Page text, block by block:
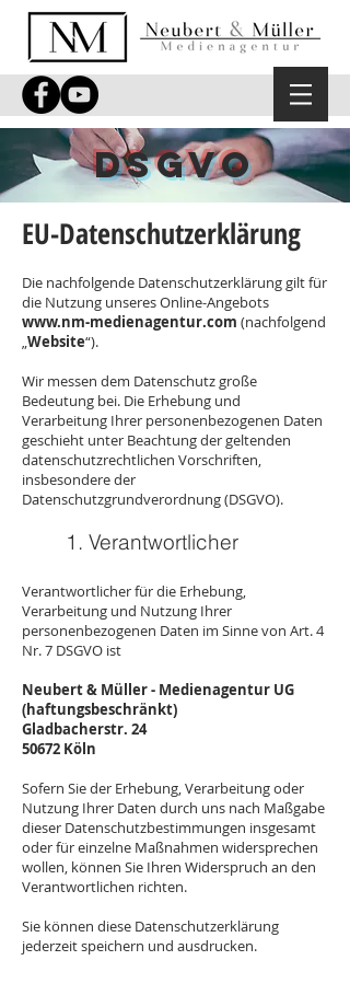
DSGVO
EU-Datenschutzerklärung
Die nachfolgende Datenschutzerklärung gilt für
die Nutzung unseres Online-Angebots
www.nm-medienagentur.com (nachfolgend
„Website“).
Wir messen dem Datenschutz große
Bedeutung bei. Die Erhebung und
Verarbeitung Ihrer personenbezogenen Daten
geschieht unter Beachtung der geltenden
datenschutzrechtlichen Vorschriften,
insbesondere der
Datenschutzgrundverordnung (DSGVO).
1. Verantwortlicher
Verantwortlicher für die Erhebung,
Verarbeitung und Nutzung Ihrer
personenbezogenen Daten im Sinne von Art. 4
Nr. 7 DSGVO ist
Neubert & Müller - Medienagentur UG
(haftungsbeschränkt)
Gladbacherstr. 24
50672 Köln
Sofern Sie der Erhebung, Verarbeitung oder
Nutzung Ihrer Daten durch uns nach Maßgabe
dieser Datenschutzbestimmungen insgesamt
oder für einzelne Maßnahmen widersprechen
wollen, können Sie Ihren Widerspruch an den
Verantwortlichen richten.
Sie können diese Datenschutzerklärung
jederzeit speichern und ausdrucken.